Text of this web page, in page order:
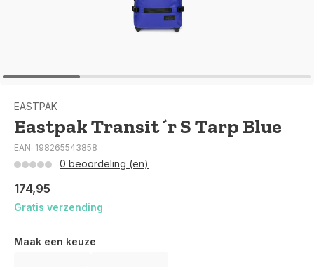
EASTPAK
Eastpak Transit´r S Tarp Blue
EAN: 198265543858
0 beoordeling (en)
174,95
Gratis verzending
Maak een keuze